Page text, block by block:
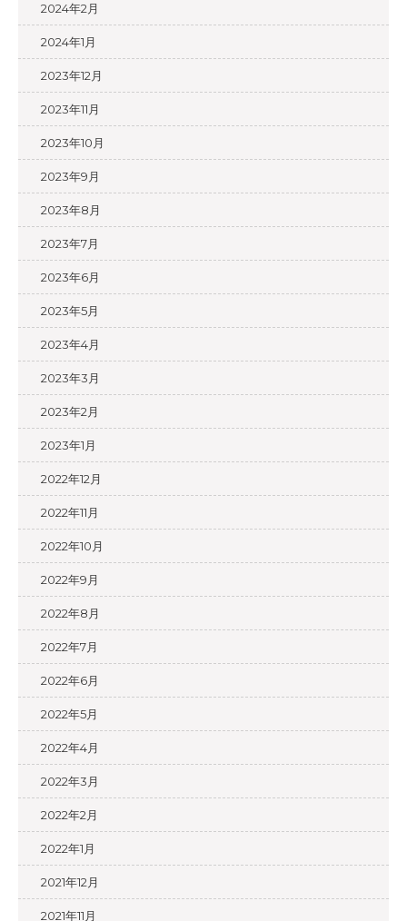
2024年2月
2024年1月
2023年12月
2023年11月
2023年10月
2023年9月
2023年8月
2023年7月
2023年6月
2023年5月
2023年4月
2023年3月
2023年2月
2023年1月
2022年12月
2022年11月
2022年10月
2022年9月
2022年8月
2022年7月
2022年6月
2022年5月
2022年4月
2022年3月
2022年2月
2022年1月
2021年12月
2021年11月